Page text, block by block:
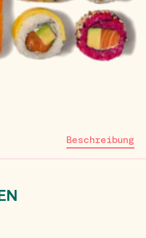
Beschreibung